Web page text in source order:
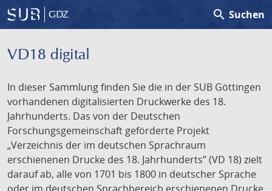
GDZ search Suchen
VD18 digital
In dieser Sammlung finden Sie die in der SUB Göttingen
vorhandenen digitalisierten Druckwerke des 18.
Jahrhunderts. Das von der Deutschen
Forschungsgemeinschaft geförderte Projekt
„Verzeichnis der im deutschen Sprachraum
erschienenen Drucke des 18. Jahrhunderts” (VD 18) zielt
darauf ab, alle von 1701 bis 1800 in deutscher Sprache